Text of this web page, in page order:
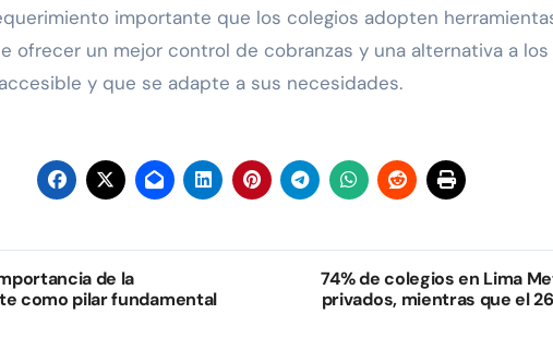
importante que los colegios adopten
ofrecer un mejor control de cobranzas y una alternativa a
y que se adapte a sus necesidades.
de la
como pilar fundamental
74% de colegios en Lima
privados, mientras que el